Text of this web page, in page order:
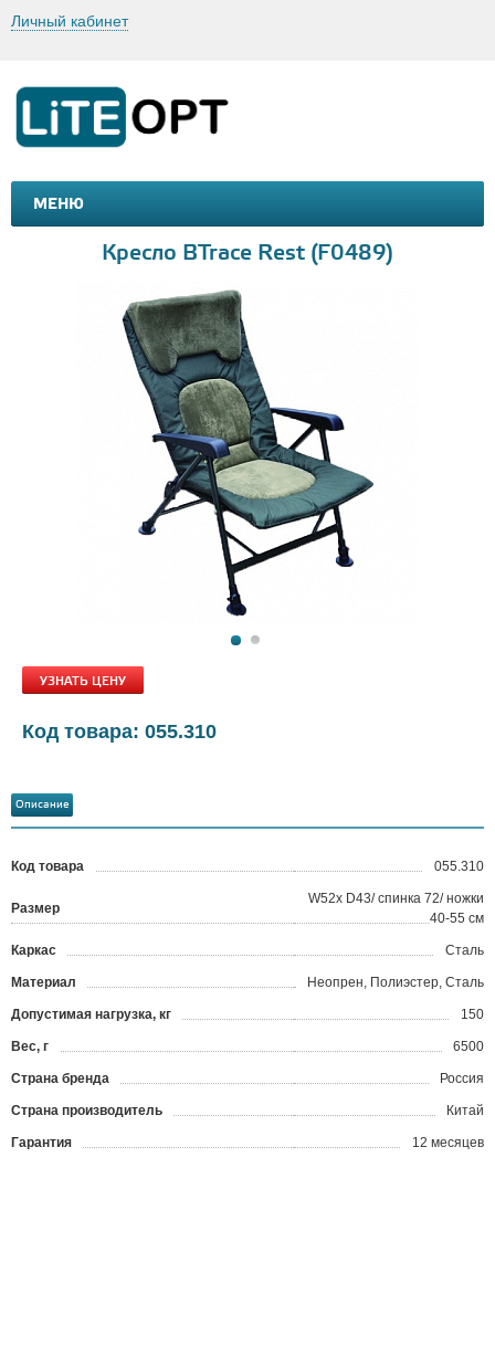
Личный кабинет
МЕНЮ
МАШИНКИ И МОТОЦИКЛЫ
Кресло BTrace Rest (F0489)
УЗНАТЬ ЦЕНУ
Код товара: 055.310
Описание
Код товара 055.310
Размер
W52x D43/ спинка 72/ ножки
40-55 см
Каркас Сталь
Материал Неопрен, Полиэстер, Сталь
Допустимая нагрузка, кг 150
Вес, г 6500
Страна бренда Россия
Страна производитель Китай
Гарантия 12 месяцев